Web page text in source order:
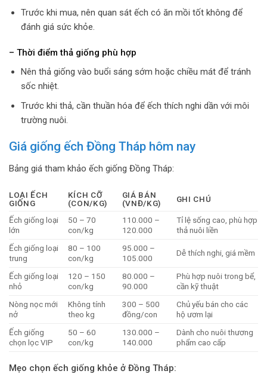
Trước khi mua, nên quan sát ếch có ăn mồi tốt không để
đánh giá sức khỏe.
– Thời điểm thả giống phù hợp
Nên thả giống vào buổi sáng sớm hoặc chiều mát để tránh
sốc nhiệt.
Trước khi thả, cần thuần hóa để ếch thích nghi dần với môi
trường nuôi.
Giá giống ếch Đồng Tháp hôm nay
Bảng giá tham khảo ếch giống Đồng Tháp:
LOẠI ẾCH
GIỐNG
KÍCH CỠ
(CON/KG)
GIÁ BÁN
(VNĐ/KG)
GHI CHÚ
Ếch giống loại
lớn
50 – 70
con/kg
110.000 –
120.000
Tỉ lệ sống cao, phù hợp
thả nuôi liền
Ếch giống loại
trung
80 – 100
con/kg
95.000 –
105.000
Dễ thích nghi, giá mềm
Ếch giống loại
nhỏ
120 – 150
con/kg
80.000 –
90.000
Phù hợp nuôi trong bể,
cần kỹ thuật
Nòng nọc mới
nở
Không tính
theo kg
300 – 500
đồng/con
Chủ yếu bán cho các
hộ ươm lại
Ếch giống
chọn lọc VIP
50 – 60
con/kg
130.000 –
140.000
Dành cho nuôi thương
phẩm cao cấp
Mẹo chọn ếch giống khỏe ở Đồng Tháp: